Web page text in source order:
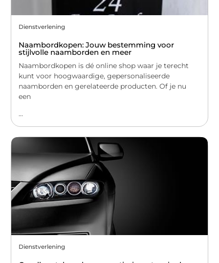
Dienstverlening
Naambordkopen: Jouw bestemming voor
stijlvolle naamborden en meer
Naambordkopen is dé online shop waar je terecht
kunt voor hoogwaardige, gepersonaliseerde
naamborden en gerelateerde producten. Of je nu
een
...
Dienstverlening